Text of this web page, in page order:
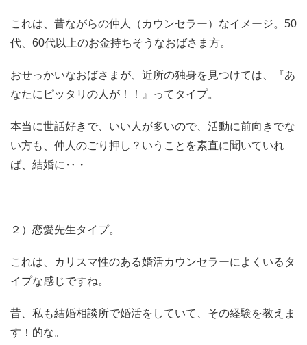
これは、昔ながらの仲人（カウンセラー）なイメージ。50
代、60代以上のお金持ちそうなおばさま方。
おせっかいなおばさまが、近所の独身を見つけては、『あ
なたにピッタリの人が！！』ってタイプ。
本当に世話好きで、いい人が多いので、活動に前向きでな
い方も、仲人のごり押し？いうことを素直に聞いていれ
ば、結婚に‥・
２）恋愛先生タイプ。
これは、カリスマ性のある婚活カウンセラーによくいるタ
イプな感じですね。
昔、私も結婚相談所で婚活をしていて、その経験を教えま
す！的な。